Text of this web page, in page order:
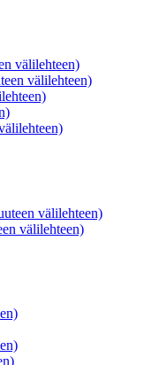
välilehteen)
välilehteen)
välilehteen)
välilehteen)